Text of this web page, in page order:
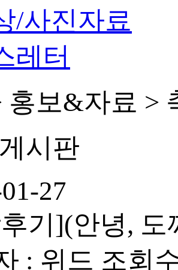
/사진자료
레터
홍보&자료 >
시판
27
기](안녕, 도
: 위드 조회